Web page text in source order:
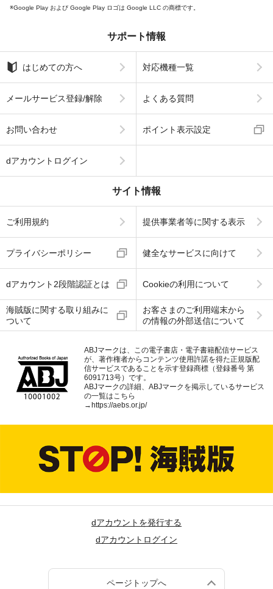
Google Play および Google Play ロゴは Google LLC の商標です。
サポート情報
はじめての方へ 対応機種一覧
メールサービス登録/解除 よくある質問
お問い合わせ ポイント表示設定
dアカウントログイン
サイト情報
ご利用規約 提供事業者等に関する表示
プライバシーポリシー 健全なサービスに向けて
dアカウント2段階認証とは Cookieの利用について
海賊版に関する取り組みに
ついて
お客さまのご利用端末から
の情報の外部送信について
ABJマークは、この電子書店・電子書籍配信サービス
が、著作権者からコンテンツ使用許諾を得た正規版配
信サービスであることを示す登録商標（登録番号 第
6091713号）です。
ABJマークの詳細、ABJマークを掲示しているサービス
の一覧はこちら
→ https://aebs.or.jp/
dアカウントを発行する
dアカウントログイン
ページトップへ